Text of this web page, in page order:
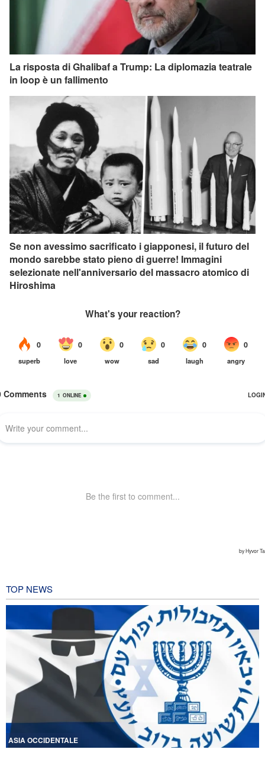
La risposta di Ghalibaf a Trump: La diplomazia teatrale
in loop è un fallimento
Se non avessimo sacrificato i giapponesi, il futuro del
mondo sarebbe stato pieno di guerre! Immagini
selezionate nell'anniversario del massacro atomico di
Hiroshima
TOP NEWS
ASIA OCCIDENTALE